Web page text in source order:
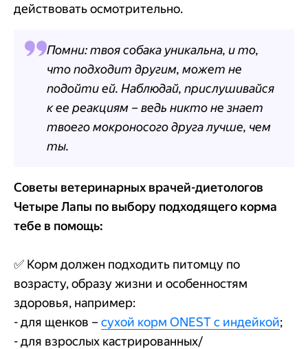
действовать осмотрительно.
Помни: твоя собака уникальна, и то,
что подходит другим, может не
подойти ей. Наблюдай, прислушивайся
к ее реакциям – ведь никто не знает
твоего мокроносого друга лучше, чем
ты.
Советы ветеринарных врачей-диетологов
Четыре Лапы по выбору подходящего корма
тебе в помощь:
✅ Корм должен подходить питомцу по
возрасту, образу жизни и особенностям
здоровья, например:
- для щенков –сухой корм ONEST с индейкой;
- для взрослых кастрированных/